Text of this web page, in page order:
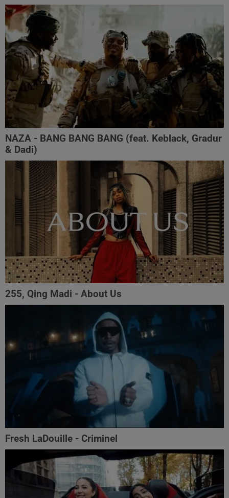
NAZA - BANG BANG BANG (feat. Keblack, Gradur
& Dadi)
255, Qing Madi - About Us
Fresh LaDouille - Criminel